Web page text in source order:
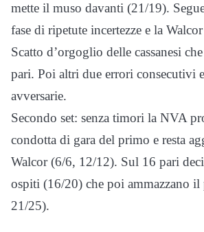
mette il muso davanti (21/19).
fase di ripetute incertezze e la
Scatto d’orgoglio delle cassanesi
pari. Poi altri due errori consecutivi
avversarie.
Secondo set: senza timori la NVA
condotta di gara del primo e resta
Walcor (6/6, 12/12). Sul 16 pari
ospiti (16/20) che poi ammazzano il
21/25).